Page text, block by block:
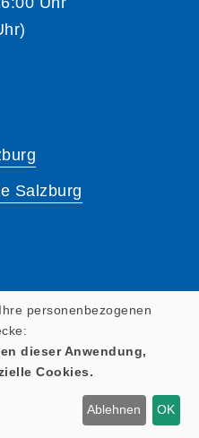
Salzburg
personenbezogenen
dieser Anwendung,
Cookies.
Ablehnen OK